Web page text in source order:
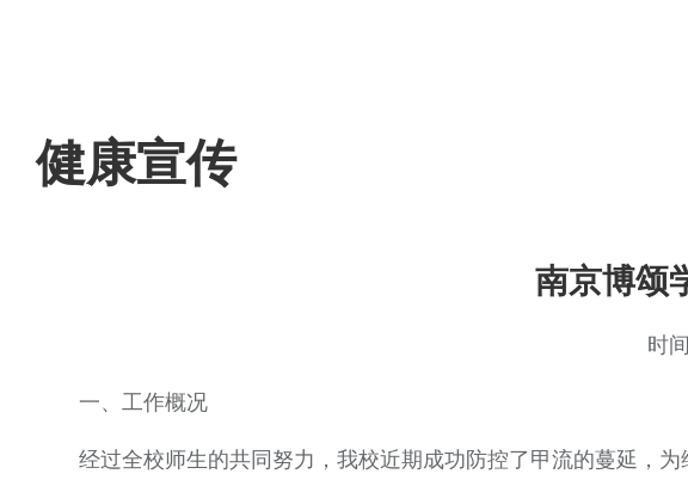
健康宣传
南京博颂
时
一、工作概况
经过全校师生的共同努力，我校近期成功防控了甲流的蔓延，